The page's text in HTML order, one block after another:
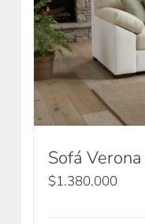
Sofá Verona
$1.380.000